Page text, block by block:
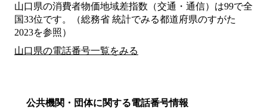
山口県の消費者物価地域差指数（交通・通信）は99で全
国33位です。（総務省 統計でみる都道府県のすがた
2023を参照）
山口県の電話番号一覧をみる
公共機関・団体に関する電話番号情報